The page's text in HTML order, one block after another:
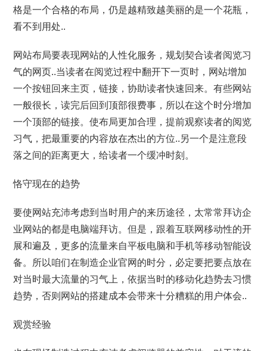
格是一个合格的布局，仍是越精致越美丽的是一个花瓶，
看不到用处..
网站布局要表现网站的人性化服务，规划契合读者阅览习
气的网页..当读者在阅览过程中翻开下一页时，网站增加
一个按钮回来主页，链接，协助读者快速回来。有些网站
一般很长，读完后回到顶部很费事，所以在这个时分增加
一个顶部的链接。使布局更加合理，提前观察读者的阅览
习气，把最重要的内容放在杰出的方位..另一个是注意段
落之间的距离更大，给读者一个缓冲时刻。
恪守现在的趋势
要使网站充沛考虑到当时用户的来历途径，太常常拜访企
业网站的都是电脑端拜访。但是，跟着互联网移动性的开
展和遍及，更多的流量来自平板电脑和手机等移动智能设
备。所以咱们在制造企业官网的时分，必定要把要点放在
对当时最大流量的习气上，依据当时的移动化趋势去习惯
趋势，否则网站的搭建成本会带来十分糟糕的用户体会..
观赏经验